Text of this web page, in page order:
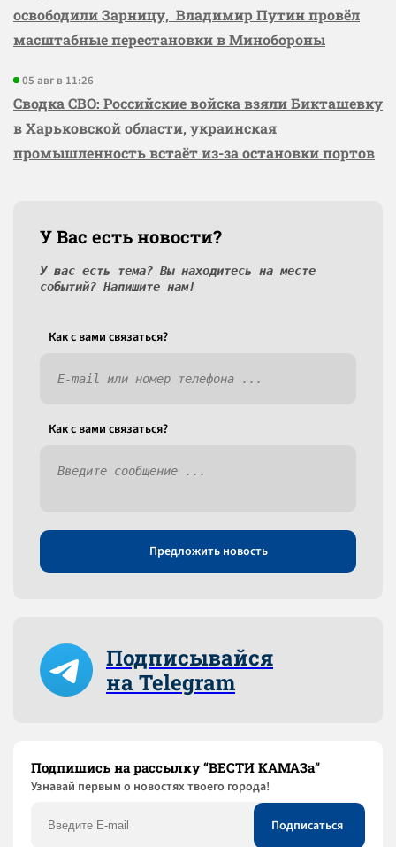
освободили Зарницу, Владимир Путин провёл
масштабные перестановки в Минобороны
05 авг в 11:26
Сводка СВО: Российские войска взяли Бикташевку
в Харьковской области, украинская
промышленность встаёт из-за остановки портов
У Вас есть новости?
У вас есть тема? Вы находитесь на месте
событий? Напишите нам!
Как c вами связаться?
Как c вами связаться?
Предложить новость
Подписывайся
на Telegram
Подпишись на рассылку “ВЕСТИ КАМАЗа”
Узнaвай первым о новостях твоего города!